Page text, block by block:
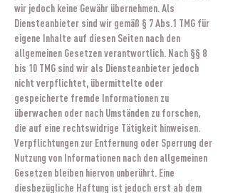
wir jedoch keine Gewähr übernehmen. Als
Diensteanbieter sind wir gemäß § 7 Abs.1 TMG für
eigene Inhalte auf diesen Seiten nach den
allgemeinen Gesetzen verantwortlich. Nach §§ 8
bis 10 TMG sind wir als Diensteanbieter jedoch
nicht verpflichtet, übermittelte oder
gespeicherte fremde Informationen zu
überwachen oder nach Umständen zu forschen,
die auf eine rechtswidrige Tätigkeit hinweisen.
Verpflichtungen zur Entfernung oder Sperrung der
Nutzung von Informationen nach den allgemeinen
Gesetzen bleiben hiervon unberührt. Eine
diesbezügliche Haftung ist jedoch erst ab dem